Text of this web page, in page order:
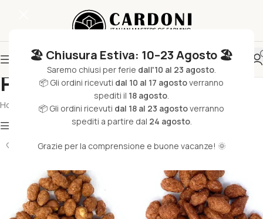
🏖️ Chiusura Estiva: 10–23 Agosto 🏖️
Saremo chiusi per ferie dall'10 al 23 agosto.
📦 Gli ordini ricevuti dal 10 al 17 agostoverranno
spediti il 18 agosto.
📦 Gli ordini ricevuti dal 18 al 23 agostoverranno
spediti a partire dal 24 agosto.
Grazie per la comprensione e buone vacanze! 🌞
Pralinati
Home Agroalimentare/Frutta Secca & Disidratata/Pralinati